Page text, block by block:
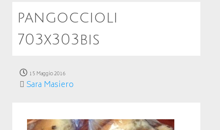
pangoccioli
703x303bis
15 Maggio 2016
Sara Masiero